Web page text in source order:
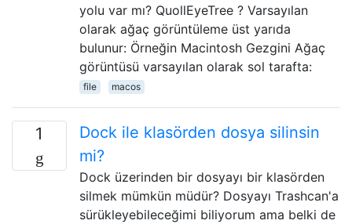
yolu var mı? QuollEyeTree ? Varsayılan
olarak ağaç görüntüleme üst yarıda
bulunur: Örneğin Macintosh Gezgini Ağaç
görüntüsü varsayılan olarak sol tarafta:
file macos
1
Dock ile klasörden dosya silinsin
mi?
Dock üzerinden bir dosyayı bir klasörden
silmek mümkün müdür? Dosyayı Trashcan'a
sürükleyebileceğimi biliyorum ama belki de